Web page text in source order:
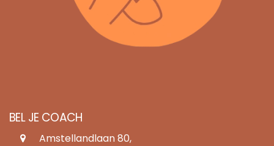
BEL JE COACH
Amstellandlaan 80,